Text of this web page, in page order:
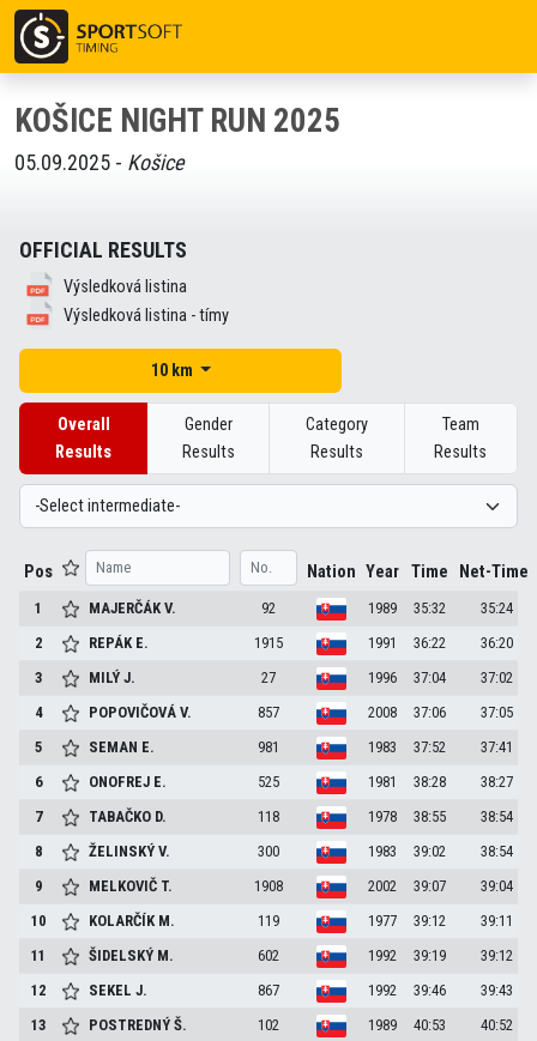
KOŠICE NIGHT RUN 2025
05.09.2025 - Košice
OFFICIAL RESULTS
Výsledková listina
Výsledková listina - tímy
10 km
Overall
Results
Gender
Results
Category
Results
Team
Results
Pos Nation Year Time Net-Time
1 MAJERČÁKV. 92 1989 35:32
35:24
2
REPÁK E. 1915 1991 36:22
36:20
3
MILÝJ. 27 1996 37:04
37:02
4
POPOVIČOVÁV. 857 2008 37:06
37:05
5
SEMAN E. 981 1983 37:52
37:41
6
ONOFREJ E. 525 1981 38:28
38:27
7
TABAČKO D. 118 1978 38:55
38:54
8
ŽELINSKÝV. 300 1983 39:02
38:54
9
MELKOVIČ T. 1908 2002 39:07
39:04
10
KOLARČÍK M. 119 1977 39:12
39:11
11
ŠIDELSKÝ M. 602 1992 39:19
39:12
12
SEKELJ. 867 1992 39:46
39:43
13
POSTREDNÝŠ. 102 1989 40:53
40:52